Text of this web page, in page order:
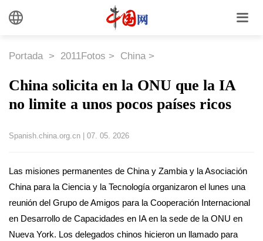
Portada > 2011Fotos > China >
China solicita en la ONU que la IA
no limite a unos pocos países ricos
Spanish.china.org.cn 07. 05. 2026
Las misiones permanentes de China y Zambia y la Asociación
China para la Ciencia y la Tecnología organizaron el lunes una
reunión del Grupo de Amigos para la Cooperación Internacional
en Desarrollo de Capacidades en IA en la sede de la ONU en
Nueva York. Los delegados chinos hicieron un llamado para